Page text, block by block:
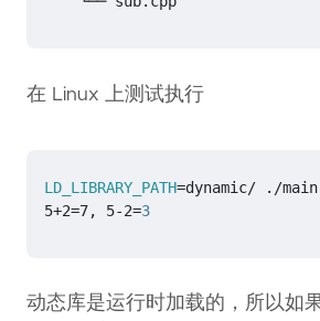
在 Linux 上测试执行
LD_LIBRARY_PATH=
5+2=7, 5-2=3
动态库是运行时加载的，所以如